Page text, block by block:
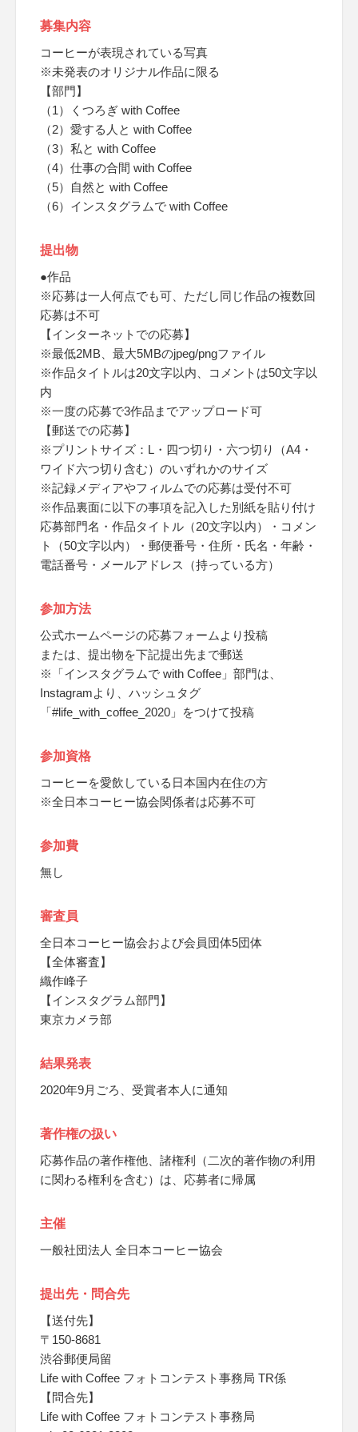
募集内容
コーヒーが表現されている写真
※未発表のオリジナル作品に限る
【部門】
（1）くつろぎ with Coffee
（2）愛する人と with Coffee
（3）私と with Coffee
（4）仕事の合間 with Coffee
（5）自然と with Coffee
（6）インスタグラムで with Coffee
提出物
●作品
※応募は一人何点でも可、ただし同じ作品の複数回
応募は不可
【インターネットでの応募】
※最低2MB、最大5MBのjpeg/pngファイル
※作品タイトルは20文字以内、コメントは50文字以
内
※一度の応募で3作品までアップロード可
【郵送での応募】
※プリントサイズ：L・四つ切り・六つ切り（A4・
ワイド六つ切り含む）のいずれかのサイズ
※記録メディアやフィルムでの応募は受付不可
※作品裏面に以下の事項を記入した別紙を貼り付け
応募部門名・作品タイトル（20文字以内）・コメン
ト（50文字以内）・郵便番号・住所・氏名・年齢・
電話番号・メールアドレス（持っている方）
参加方法
公式ホームページの応募フォームより投稿
または、提出物を下記提出先まで郵送
※「インスタグラムで with Coffee」部門は、
Instagramより、ハッシュタグ
「#life_with_coffee_2020」をつけて投稿
参加資格
コーヒーを愛飲している日本国内在住の方
※全日本コーヒー協会関係者は応募不可
参加費
無し
審査員
全日本コーヒー協会および会員団体5団体
【全体審査】
織作峰子
【インスタグラム部門】
東京カメラ部
結果発表
2020年9月ごろ、受賞者本人に通知
著作権の扱い
応募作品の著作権他、諸権利（二次的著作物の利用
に関わる権利を含む）は、応募者に帰属
主催
一般社団法人 全日本コーヒー協会
提出先・問合先
【送付先】
〒150-8681
渋谷郵便局留
Life with Coffee フォトコンテスト事務局 TR係
【問合先】
Life with Coffee フォトコンテスト事務局